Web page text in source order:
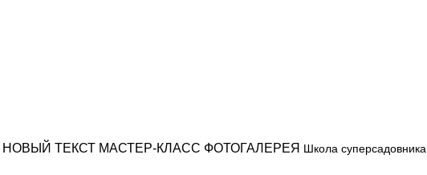
НОВЫЙ ТЕКСТ МАСТЕР-КЛАСС ФОТОГАЛЕРЕЯ Школа суперсадовника